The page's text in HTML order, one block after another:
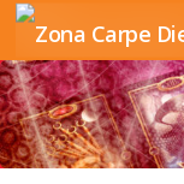
Saltar al